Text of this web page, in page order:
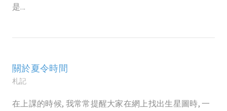
是...
關於夏令時間
札記
在上課的時候, 我常常提醒大家在網上找出生星圖時, 一